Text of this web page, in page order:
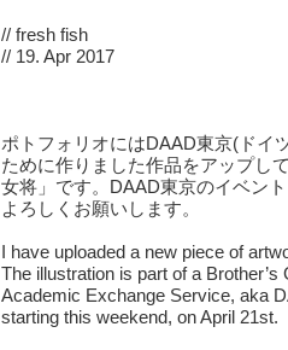
// fresh fish
// 19. Apr 2017
ポトフォリオにはDAAD東京(ドイ
ために作りました作品をアップし
女将」です。DAAD東京のイベン
よろしくお願いします。
I have uploaded a new piece of
The illustration is part of a
Academic Exchange Service, aka
starting this weekend, on April 21st.